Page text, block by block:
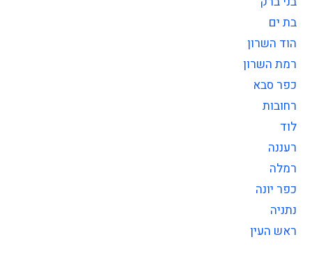
בת ים
הוד השרון
רמת השרון
כפר סבא
רחובות
לוד
רעננה
רמלה
כפר יונה
נתניה
ראש העין